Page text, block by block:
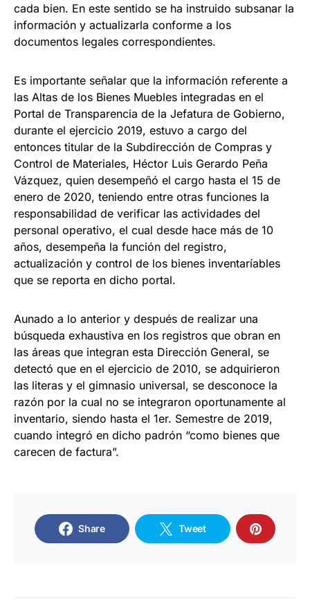
cada bien. En este sentido se ha instruido subsanar la
información y actualizarla conforme a los
documentos legales correspondientes.
Es importante señalar que la información referente a
las Altas de los Bienes Muebles integradas en el
Portal de Transparencia de la Jefatura de Gobierno,
durante el ejercicio 2019, estuvo a cargo del
entonces titular de la Subdirección de Compras y
Control de Materiales, Héctor Luis Gerardo Peña
Vázquez, quien desempeñó el cargo hasta el 15 de
enero de 2020, teniendo entre otras funciones la
responsabilidad de verificar las actividades del
personal operativo, el cual desde hace más de 10
años, desempeña la función del registro,
actualización y control de los bienes inventaríables
que se reporta en dicho portal.
Aunado a lo anterior y después de realizar una
búsqueda exhaustiva en los registros que obran en
las áreas que integran esta Dirección General, se
detectó que en el ejercicio de 2010, se adquirieron
las literas y el gimnasio universal, se desconoce la
razón por la cual no se integraron oportunamente al
inventario, siendo hasta el 1er. Semestre de 2019,
cuando integró en dicho padrón “como bienes que
carecen de factura”.
Share Tweet